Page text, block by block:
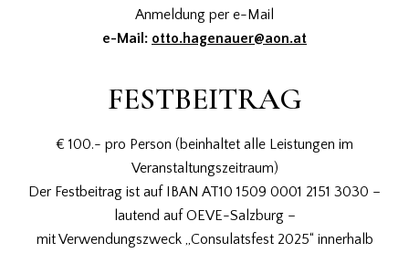
Anmeldung per e-Mail
e-Mail: otto.hagenauer@aon.at
FESTBEITRAG
€ 100.- pro Person (beinhaltet alle Leistungen im
Veranstaltungszeitraum)
Der Festbeitrag ist auf IBAN AT10 1509 0001 2151 3030 –
lautend auf OEVE-Salzburg –
mit Verwendungszweck „Consulatsfest 2025“ innerhalb